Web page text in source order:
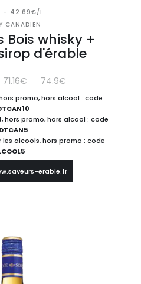
- 42.69€/L
CANADIEN
Bois whisky +
d'érable
71.16€ 74.9€
promo, hors alcool : code
hors promo, hors alcool : code
alcools, hors promo : code
erable.fr